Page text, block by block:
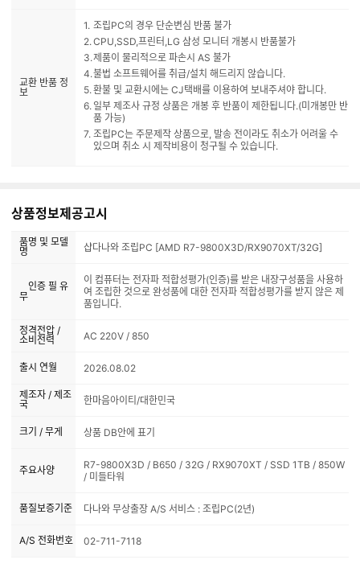
교환 반품 정
보
조립PC의 경우 단순변심 반품 불가
CPU,SSD,프린터,LG 삼성 모니터 개봉시 반품불가
제품이 물리적으로 파손시 AS 불가
불법 소프트웨어를 취급/설치 해드리지 않습니다.
환불 및 교환시에는 CJ택배를 이용하여 보내주셔야 합니다.
일부 제조사 규정 상품은 개봉 후 반품이 제한됩니다.(미개봉만 반
품 가능)
조립PC는 주문제작 상품으로, 발송 전이라도 취소가 어려울 수
있으며 취소 시 제작비용이 청구될 수 있습니다.
상품정보제공고시
품명 및 모델
명
샵다나와 조립PC [AMD R7-9800X3D/RX9070XT/32G]
인증 필 유
무
이 컴퓨터는 전자파 적합성평가(인증)를 받은 내장구성품을 사용하
여 조립한 것으로 완성품에 대한 전자파 적합성평가를 받지 않은 제
품입니다.
정격전압 /
소비전력
AC 220V / 850
출시 연월 2026.08.02
제조자 / 제조
국
한마음아이티/대한민국
크기 / 무게 상품 DB안에 표기
주요사양
R7-9800X3D / B650 / 32G / RX9070XT / SSD 1TB / 850W
/ 미들타워
품질보증기준 다나와 무상출장 A/S 서비스 : 조립PC(2년)
A/S 전화번호 02-711-7118